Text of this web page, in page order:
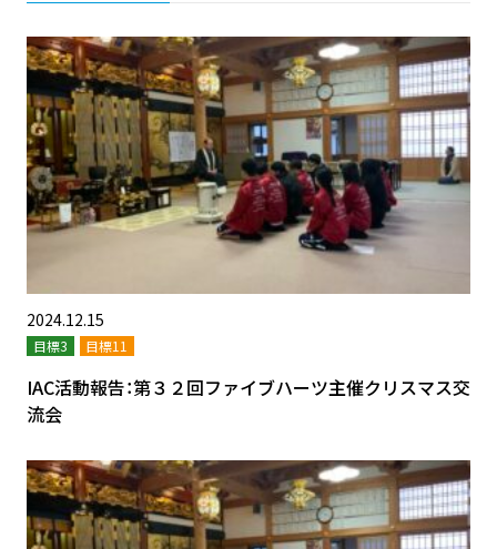
2024.12.15
目標3 目標11
IAC活動報告：第３２回ファイブハーツ主催クリスマス交
流会